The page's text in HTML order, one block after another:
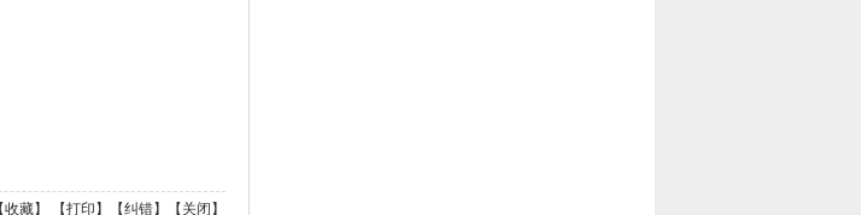
【收藏】 【打印 】【纠错】【 关闭 】